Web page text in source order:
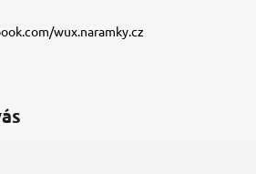
wux.naramky.cz